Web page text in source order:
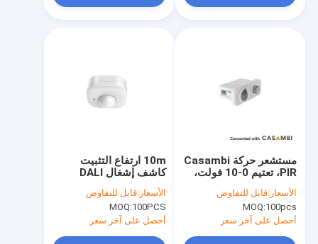
10m ارتفاع التثبيت
كاشف إشغال DALI
للتركيب السطحي في
ارتفاعات تركيب كبيرة
الأسعار:قابل للتفاوض
MOQ:100PCS
أحصل على آخر سعر
مستشعر حركة Casambi
PIR، تعتيم 0-10 فولت،
مناسب لتطبيقات
المكاتب
الأسعار:قابل للتفاوض
MOQ:100pcs
أحصل على آخر سعر